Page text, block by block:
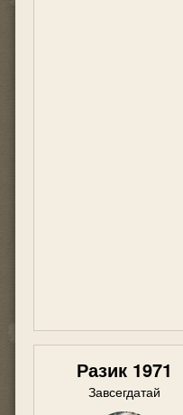
Разик 1971
Завсегдатай